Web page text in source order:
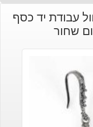
עבודת יד כסף
שחור